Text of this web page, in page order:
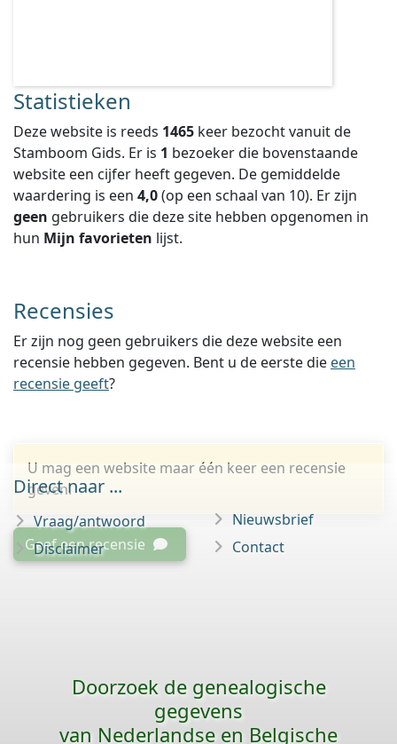
Statistieken
Deze website is reeds 1465 keer bezocht vanuit de
Stamboom Gids. Er is 1 bezoeker die bovenstaande
website een cijfer heeft gegeven. De gemiddelde
waardering is een 4,0(op een schaal van 10). Er zijn
geen gebruikers die deze site hebben opgenomen in
hun Mijn favorieten lijst.
Recensies
Er zijn nog geen gebruikers die deze website een
recensie hebben gegeven. Bent u de eerste die een
recensie geeft?
U mag een website maar één keer een recensie
geven.
Geef een recensie
Direct naar ...
Vraag/antwoord
Disclaimer
Nieuwsbrief
Contact
Doorzoek de genealogische
gegevens
van Nederlandse en Belgische